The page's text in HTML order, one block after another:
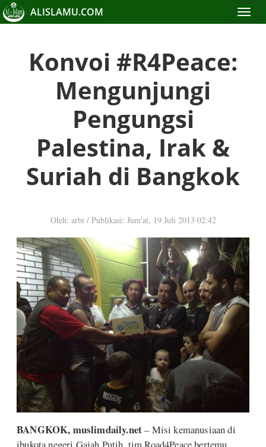
Toggle
ALISLAMU.COM
Konvoi #R4Peace:
Mengunjungi
Pengungsi
Palestina, Irak &
Suriah di Bangkok
Oleh: arbi / Publikasi: Jum'at, 19 Juli 2013 02:42
BANGKOK, muslimdaily.net– Misi kemanusiaan di